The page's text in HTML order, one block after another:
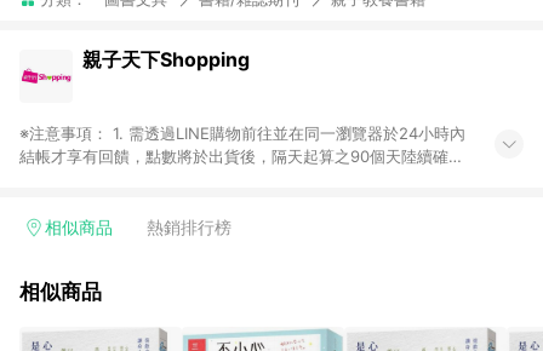
親子天下Shopping
※注意事項： 1. 需透過LINE購物前往並在同一瀏覽器於24小時內
結帳才享有回饋，點數將於出貨後，隔天起算之90個天陸續確認
網頁版（電腦／手機版網頁）切換為App都將會造成追蹤中斷而
為購物資訊整合性平台，商品資料更新會有時間差，如顯示之商
售網頁標示為準。 6. 若上述或其他原因，致使消費者無接收到點
相似商品 熱銷排行榜
相似商品